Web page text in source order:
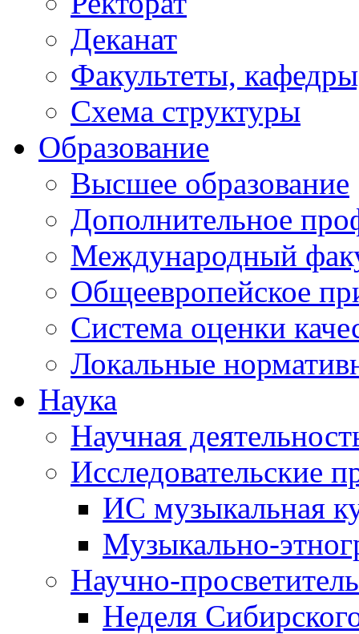
Деканат
Факультеты,
Схема структуры
Образование
Высшее образование
Дополнительное
Международный
Общеевропейское
Система оценки
Локальные
Наука
Научная
Исследовательские
ИС музыкальная
Музыкально-
Научно-
Неделя